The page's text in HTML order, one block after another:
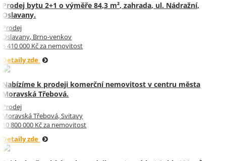
Prodej bytu 2+1 o výměře 84,3 m², zahrada, ul. Nádražní,
Oslavany.
Prodej
Oslavany, Brno-venkov
5 410 000 Kč za nemovitost
Detaily zde
Nabízíme k prodeji komerční nemovitost v centru města
Moravská Třebová.
Prodej
Moravská Třebová, Svitavy
10 800 000 Kč za nemovitost
Detaily zde